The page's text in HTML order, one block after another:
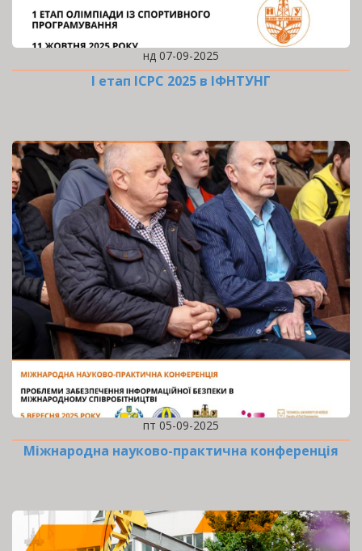
нд 07-09-2025
І етап ICPC 2025 в ІФНТУНГ
пт 05-09-2025
Міжнародна науково-практична конференція